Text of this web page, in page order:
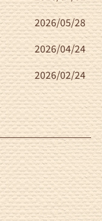
2026/05/28
2026/04/24
2026/02/24